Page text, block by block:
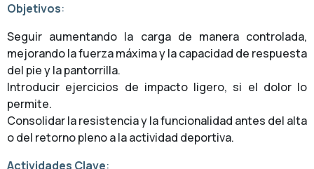
Objetivos:
Seguir aumentando la carga de manera controlada,
mejorando la fuerza máxima y la capacidad de respuesta
del pie y la pantorrilla.
Introducir ejercicios de impacto ligero, si el dolor lo
permite.
Consolidar la resistencia y la funcionalidad antes del alta
o del retorno pleno a la actividad deportiva.
Actividades Clave: